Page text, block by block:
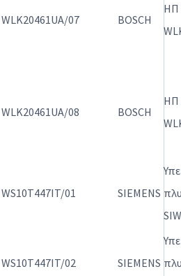
WLK20461UA/07 BOSCH
ΗΠ
WLK20461UA/08 BOSCH
ΗΠ
WS10T447IT/01 SIEMENS
WS10T447IT/02 SIEMENS